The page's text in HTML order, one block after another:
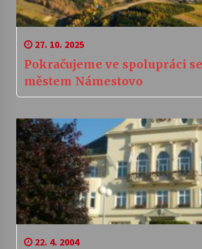
27. 10. 2025
Pokračujeme ve spolupráci
městem Námestovo
22. 4. 2004